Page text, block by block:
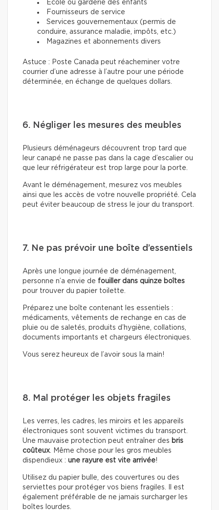
École ou garderie des enfants
Fournisseurs de service
Services gouvernementaux (permis de
conduire, assurance maladie, impôts, etc.)
Magazines et abonnements divers
Astuce : Poste Canada peut réacheminer votre
courrier d’une adresse à l’autre pour une période
déterminée, en échange de quelques dollars.
6. Négliger les mesures des meubles
Plusieurs déménageurs découvrent trop tard que
leur canapé ne passe pas dans la cage d’escalier ou
que leur réfrigérateur est trop large pour la porte.
Avant le déménagement, mesurez vos meubles
ainsi que les accès de votre nouvelle propriété. Cela
peut éviter beaucoup de stress le jour du transport.
7. Ne pas prévoir une boîte d’essentiels
Après une longue journée de déménagement,
personne n’a envie de fouiller dans quinze boîtes
pour trouver du papier toilette.
Préparez une boîte contenant les essentiels :
médicaments, vêtements de rechange en cas de
pluie ou de saletés, produits d’hygiène, collations,
documents importants et chargeurs électroniques.
Vous serez heureux de l’avoir sous la main!
8. Mal protéger les objets fragiles
Les verres, les cadres, les miroirs et les appareils
électroniques sont souvent victimes du transport.
Une mauvaise protection peut entraîner des bris
coûteux. Même chose pour les gros meubles
dispendieux : une rayure est vite arrivée!
Utilisez du papier bulle, des couvertures ou des
serviettes pour protéger vos biens fragiles. Il est
également préférable de ne jamais surcharger les
boîtes lourdes.